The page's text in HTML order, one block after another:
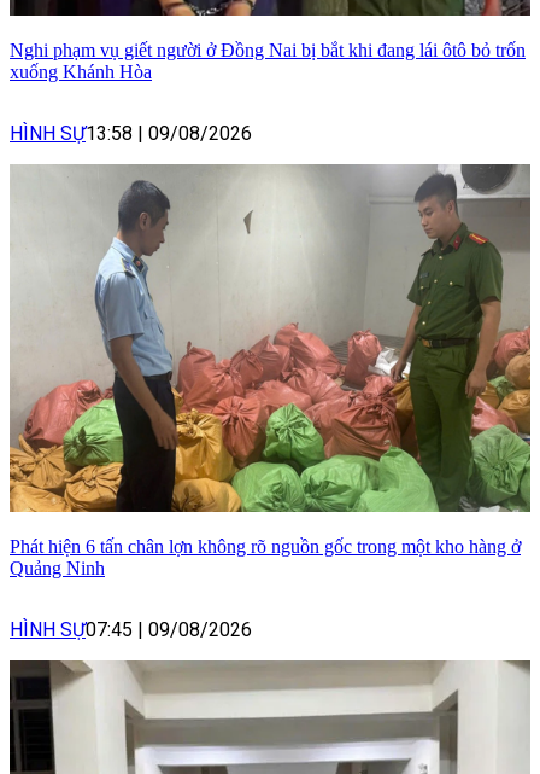
Nghi phạm vụ giết người ở Đồng Nai bị bắt khi đang lái ôtô bỏ trốn
xuống Khánh Hòa
HÌNH SỰ13:58 09/08/2026
Phát hiện 6 tấn chân lợn không rõ nguồn gốc trong một kho hàng ở
Quảng Ninh
HÌNH SỰ07:45 09/08/2026